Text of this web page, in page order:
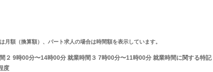
額（換算額）、パート求人の場合は時間額を表示しています。
２ 9時00分〜14時00分 就業時間３ 7時00分〜11時00分 就業時間に関する特記
度